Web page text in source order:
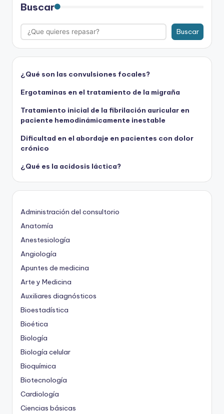
Buscar
Buscar
¿Qué son las convulsiones focales?
Ergotaminas en el tratamiento de la migraña
Tratamiento inicial de la fibrilación auricular en
paciente hemodinámicamente inestable
Dificultad en el abordaje en pacientes con dolor
crónico
¿Qué es la acidosis láctica?
Administración del consultorio
Anatomía
Anestesiología
Angiología
Apuntes de medicina
Arte y Medicina
Auxiliares diagnósticos
Bioestadística
Bioética
Biología
Biología celular
Bioquímica
Biotecnología
Cardiología
Ciencias básicas